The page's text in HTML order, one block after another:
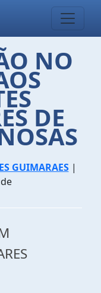
NO
DE
GUIMARAES|